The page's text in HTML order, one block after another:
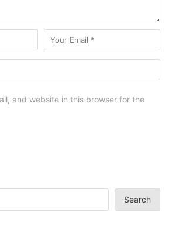
and website in this browser for the
Search